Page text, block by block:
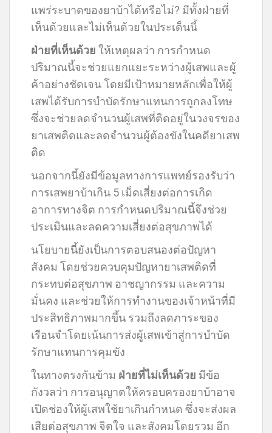
แพร่ระบาดของยาบ้าได้หรือไม่? มีทั้งฝ่ายที่
เห็นด้วยและไม่เห็นด้วยในประเด็นนี้
ฝ่ายที่เห็นด้วย ให้เหตุผลว่า การกำหนด
ปริมาณนี้จะช่วยแยกแยะระหว่างผู้เสพและผู้
ค้าอย่างชัดเจน โดยมีเป้าหมายหลักเพื่อให้ผู้
เสพได้รับการบำบัดรักษาแทนการถูกลงโทษ
ซึ่งจะช่วยลดจำนวนผู้เสพที่ติดอยู่ในวงจรของ
ยาเสพติดและลดจำนวนผู้ต้องขังในคดียาเสพ
ติด
นอกจากนี้ยังมีข้อมูลทางการแพทย์รองรับว่า
การเสพยาบ้าเกิน 5 เม็ดเสี่ยงต่อการเกิด
อาการทางจิต การกำหนดปริมาณนี้จึงช่วย
ประเมินและลดความเสี่ยงต่อสุขภาพได้
นโยบายนี้ยังเป็นการตอบสนองต่อปัญหา
สังคม โดยช่วยควบคุมปัญหายาเสพติดที่
กระทบต่อสุขภาพ อาชญากรรม และความ
มั่นคง และช่วยให้การทำงานของเจ้าหน้าที่มี
ประสิทธิภาพมากขึ้น รวมถึงลดภาระของ
เรือนจำโดยเน้นการส่งผู้เสพเข้าสู่การบำบัด
รักษาแทนการคุมขัง
ในทางตรงกันข้าม ฝ่ายที่ไม่เห็นด้วย มีข้อ
กังวลว่า การอนุญาตให้ครอบครองยาบ้าอาจ
เปิดช่องให้ผู้เสพใช้ยาเกินกำหนด ซึ่งจะส่งผล
เสียต่อสุขภาพ จิตใจ และสังคมโดยรวม อีก